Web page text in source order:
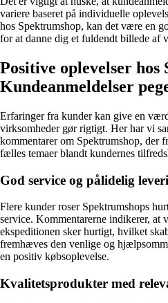
variere baseret på individuelle
hos Spektrumshop, kan det være en
for at danne dig et fuldendt billede af
Positive oplevelser hos
Kundeanmeldelser
Erfaringer fra kunder kan give en
virksomheder gør rigtigt. Her har vi
kommentarer om Spektrumshop, der
fælles temaer blandt kundernes
God service og pålidelig
Flere kunder roser Spektrumshops
service. Kommentarerne indikerer, at
ekspeditionen sker hurtigt, hvilket
fremhæves den venlige og
en positiv købsoplevelse.
Kvalitetsprodukter med